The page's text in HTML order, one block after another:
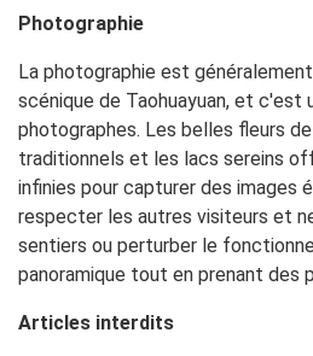
Photographie
La photographie est
scénique de Taohuayuan, et c'est
photographes. Les belles fleurs
traditionnels et les lacs sereins
infinies pour capturer des images
respecter les autres visiteurs et
sentiers ou perturber le
panoramique tout en prenant des
Articles interdits